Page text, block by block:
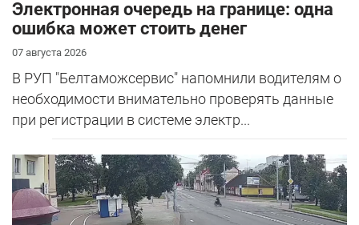
Электронная очередь на границе: одна
ошибка может стоить денег
07 августа 2026
В РУП "Белтаможсервис" напомнили водителям о
необходимости внимательно проверять данные
при регистрации в системе электр...